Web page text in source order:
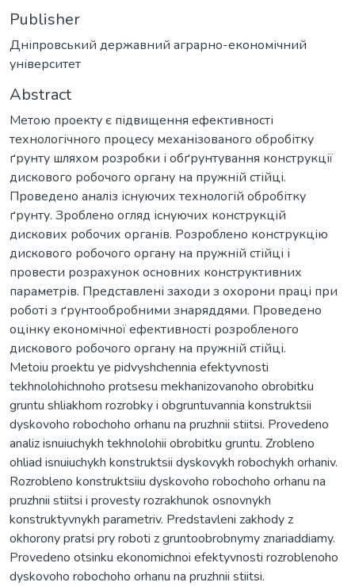
Publisher
Дніпровський державний аграрно-економічний
університет
Abstract
Метою проекту є підвищення ефективності
технологічного процесу механізованого обробітку
ґрунту шляхом розробки і обґрунтування конструкції
дискового робочого органу на пружній стійці.
Проведено аналіз існуючих технологій обробітку
ґрунту. Зроблено огляд існуючих конструкцій
дискових робочих органів. Розроблено конструкцію
дискового робочого органу на пружній стійці і
провести розрахунок основних конструктивних
параметрів. Представлені заходи з охорони праці при
роботі з ґрунтообробними знаряддями. Проведено
оцінку економічної ефективності розробленого
дискового робочого органу на пружній стійці.
Metoiu proektu ye pidvyshchennia efektyvnosti
tekhnolohichnoho protsesu mekhanizovanoho obrobitku
gruntu shliakhom rozrobky i obgruntuvannia konstruktsii
dyskovoho robochoho orhanu na pruzhnii stiitsi. Provedeno
analiz isnuiuchykh tekhnolohii obrobitku gruntu. Zrobleno
ohliad isnuiuchykh konstruktsii dyskovykh robochykh orhaniv.
Rozrobleno konstruktsiiu dyskovoho robochoho orhanu na
pruzhnii stiitsi i provesty rozrakhunok osnovnykh
konstruktyvnykh parametriv. Predstavleni zakhody z
okhorony pratsi pry roboti z gruntoobrobnymy znariaddiamy.
Provedeno otsinku ekonomichnoi efektyvnosti rozroblenoho
dyskovoho robochoho orhanu na pruzhnii stiitsi.